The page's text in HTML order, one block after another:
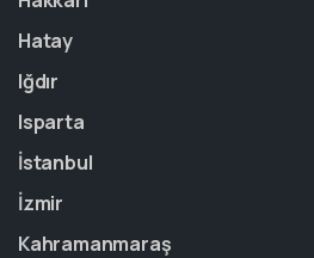
Hatay
Iğdır
Isparta
İstanbul
İzmir
Kahramanmaraş